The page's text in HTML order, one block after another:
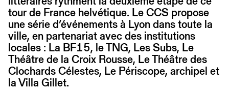
tour de France helvétique. Le CCS propose
une série d’événements à Lyon dans toute la
ville, en partenariat avec des institutions
locales : La BF15, le TNG, Les Subs, Le
Théâtre de la Croix Rousse, Le Théâtre des
Clochards Célestes, Le Périscope, archipel et
la Villa Gillet.